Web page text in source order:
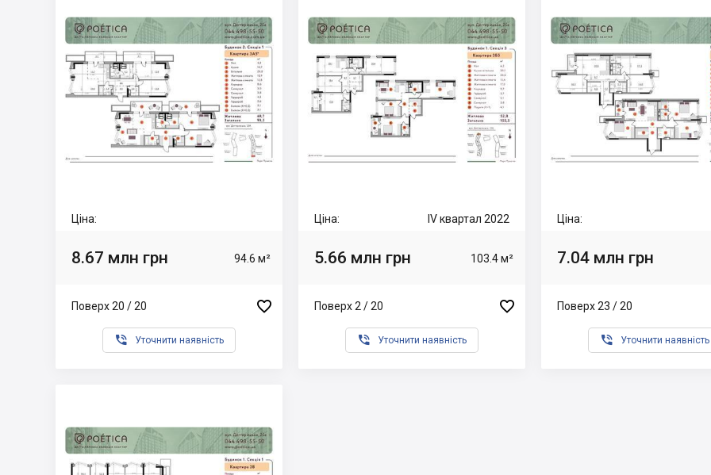
Ціна:
8.67 млн грн 94.6 м²
Поверх 20 / 20 
 Уточнити наявність
Ціна: IV квартал 2022
5.66 млн грн 103.4 м²
Поверх 2 / 20 
 Уточнити наявність
Ціна:
7.04 млн грн
Поверх 23 / 20
 Уточнити наявність